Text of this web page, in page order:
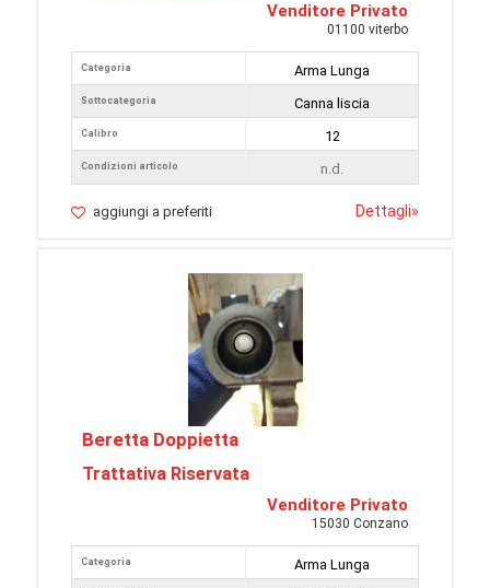
Venditore Privato
01100 viterbo
Categoria
Sottocategoria
Calibro
Condizioni articolo
Arma Lunga
Canna liscia
12
n.d.
aggiungi a preferiti Dettagli»
Beretta Doppietta
Trattativa Riservata
Venditore Privato
15030 Conzano
Categoria
Arma Lunga